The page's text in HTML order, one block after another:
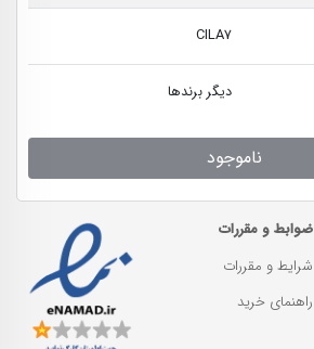
CILA7
دیگر برندها
ناموجود
ضوابط و مقررات
شرایط و مقررات
راهنمای خرید